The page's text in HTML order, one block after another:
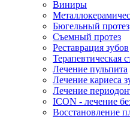
Виниры
Бюгельный протез
Съемный протез
Реставрация зубов
Терапевтическая
Лечение пульпита
Лечение кариеса
Лечение
ICON - лечение
Восстановление